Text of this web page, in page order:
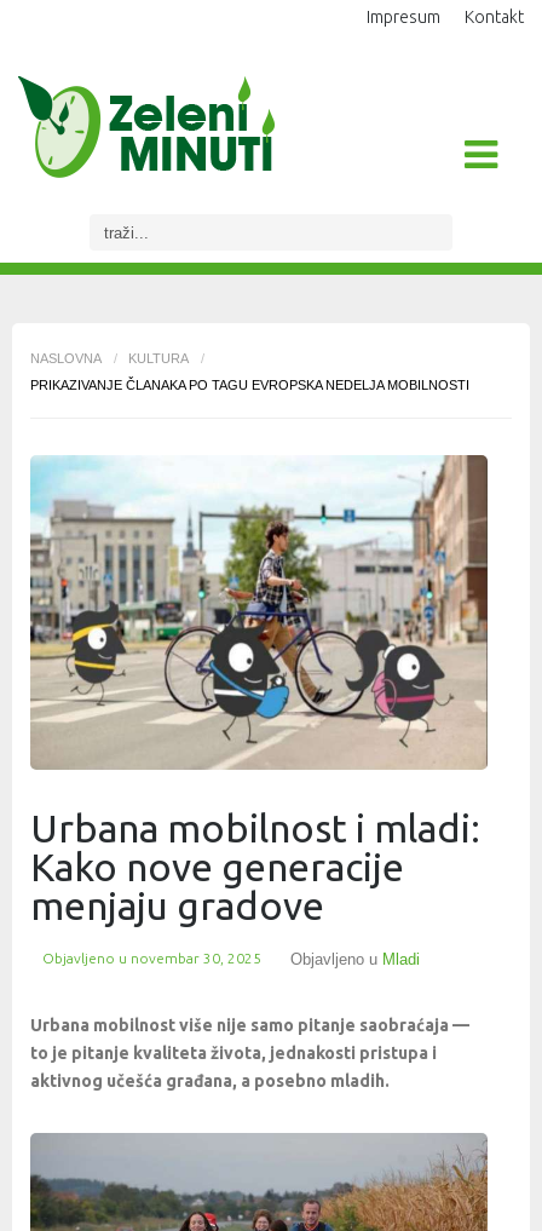
Impresum Kontakt
NASLOVNA / KULTURA
/
PRIKAZIVANJE ČLANAKA PO TAGU EVROPSKA NEDELJA MOBILNOSTI
Urbana mobilnost i mladi:
Kako nove generacije
menjaju gradove
Objavljeno u novembar 30, 2025 Objavljeno u Mladi
Urbana mobilnost više nije samo pitanje saobraćaja —
to je pitanje kvaliteta života, jednakosti pristupa i
aktivnog učešća građana, a posebno mladih.